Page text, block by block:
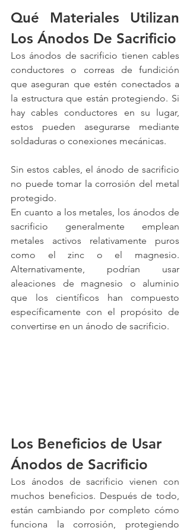
Qué Materiales Utilizan
Los Ánodos De Sacrificio
Los ánodos de sacrificio tienen cables
conductores o correas de fundición
que aseguran que estén conectados a
la estructura que están protegiendo. Si
hay cables conductores en su lugar,
estos pueden asegurarse mediante
soldaduras o conexiones mecánicas.
Sin estos cables, el ánodo de sacrificio
no puede tomar la corrosión del metal
protegido.
En cuanto a los metales, los ánodos de
sacrificio generalmente emplean
metales activos relativamente puros
como el zinc o el magnesio.
Alternativamente, podrían usar
aleaciones de magnesio o aluminio
que los científicos han compuesto
específicamente con el propósito de
convertirse en un ánodo de sacrificio.
Los Beneficios de Usar
Ánodos de Sacrificio
Los ánodos de sacrificio vienen con
muchos beneficios. Después de todo,
están cambiando por completo cómo
funciona la corrosión, protegiendo